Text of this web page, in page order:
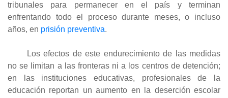
tribunales para permanecer en el país y terminan
enfrentando todo el proceso durante meses, o incluso
años, en prisión preventiva.
Los efectos de este endurecimiento de las medidas
no se limitan a las fronteras ni a los centros de detención;
en las instituciones educativas, profesionales de la
educación reportan un aumento en la deserción escolar